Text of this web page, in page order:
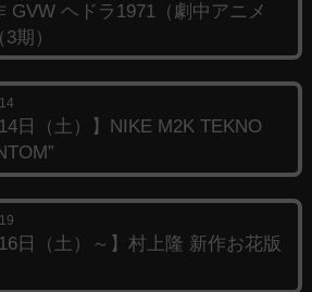
GVW ヘドラ1971（劇中アニメ
期）
14日（土）】NIKE M2K TEKNO
16日（土）～】村上隆 新作お花版